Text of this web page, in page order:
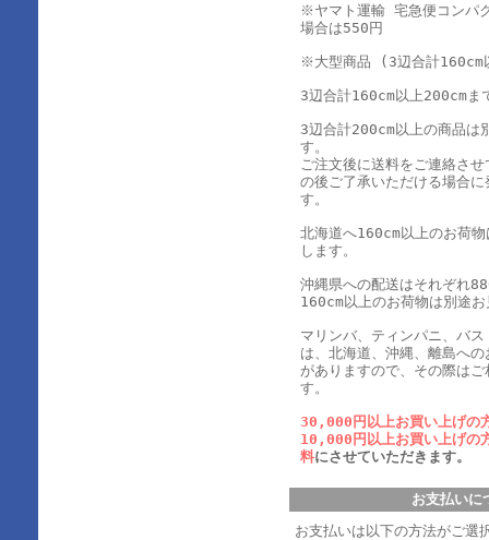
※ヤマト運輸 宅急便コンパ
場合は550円
※大型商品 (3辺合計160cm
3辺合計160cm以上200cm
3辺合計200cm以上の商品は
す。
ご注文後に送料をご連絡さ
の後ご了承いただける場合
す。
北海道へ160cm以上のお荷
します。
沖縄県への配送はそれぞれ
160cm以上のお荷物は別途
マリンバ、ティンパニ、バ
は、北海道、沖縄、離島へ
がありますので、その際は
す。
30,000円以上お買い上げの
10,000円以上お買い上げの
料にさせていただきます。
お支払いに
お支払いは以下の方法がご選